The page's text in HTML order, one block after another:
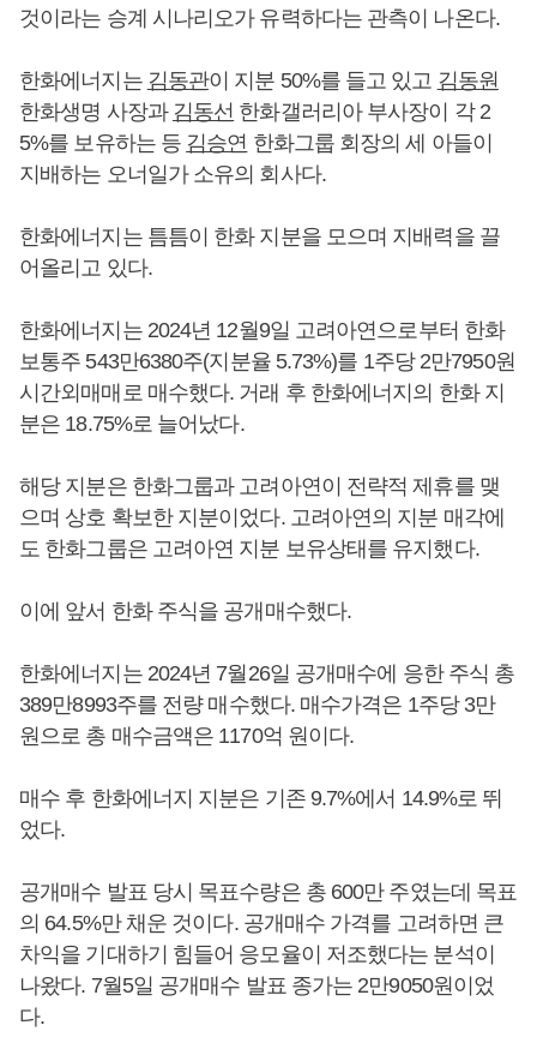
것이라는 승계 시나리오가 유력하다는 관측이 나온다.
한화에너지는 김동관이 지분 50%를 들고 있고 김동원
한화생명 사장과 김동선 한화갤러리아 부사장이 각 2
5%를 보유하는 등 김승연 한화그룹 회장의 세 아들이
지배하는 오너일가 소유의 회사다.
한화에너지는 틈틈이 한화 지분을 모으며 지배력을 끌
어올리고 있다.
한화에너지는 2024년 12월9일 고려아연으로부터 한화
보통주 543만6380주(지분율 5.73%)를 1주당 2만7950원
시간외매매로 매수했다. 거래 후 한화에너지의 한화 지
분은 18.75%로 늘어났다.
해당 지분은 한화그룹과 고려아연이 전략적 제휴를 맺
으며 상호 확보한 지분이었다. 고려아연의 지분 매각에
도 한화그룹은 고려아연 지분 보유상태를 유지했다.
이에 앞서 한화 주식을 공개매수했다.
한화에너지는 2024년 7월26일 공개매수에 응한 주식 총
389만8993주를 전량 매수했다. 매수가격은 1주당 3만
원으로 총 매수금액은 1170억 원이다.
매수 후 한화에너지 지분은 기존 9.7%에서 14.9%로 뛰
었다.
공개매수 발표 당시 목표수량은 총 600만 주였는데 목표
의 64.5%만 채운 것이다. 공개매수 가격를 고려하면 큰
차익을 기대하기 힘들어 응모율이 저조했다는 분석이
나왔다. 7월5일 공개매수 발표 종가는 2만9050원이었
다.